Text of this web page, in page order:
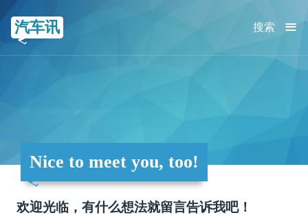
汽车讯 ≡
搜索
Nice to meet you, too!
欢迎光临，有什么想法就留言告诉我吧！